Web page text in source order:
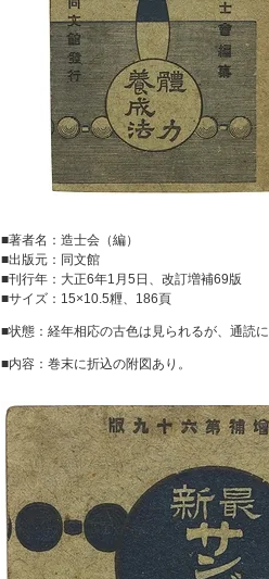
■著者名：造士会（編）
■出版元：同文館
■刊行年：大正6年1月5日、改訂増補69版
■サイズ：15×10.5糎、186頁
■状態：経年相応の古色は見られるが、通読
■内容：巻末に折込の附図あり。